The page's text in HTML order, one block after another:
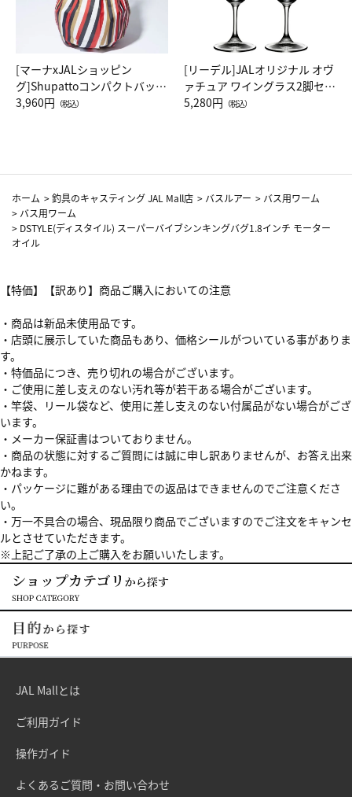
[マーナxJALショッピン
グ]Shupattoコンパクトバッグ
Drop JAL客室乗務員（LC）ス
3,960円 （税込）
[リーデル]JALオリジナル オヴ
ァチュア ワイングラス2脚セッ
ト（レッドワイン）
5,280円 （税込）
ホーム >釣具のキャスティング JAL Mall店 > バスルアー > バス用ワーム
> バス用ワーム
> DSTYLE(ディスタイル) スーパーバイブシンキングバグ1.8インチ モーター
オイル
【特価】【訳あり】商品ご購入においての注意
・商品は新品未使用品です。
・店頭に展示していた商品もあり、価格シールがついている事がありま
す。
・特価品につき、売り切れの場合がございます。
・ご使用に差し支えのない汚れ等が若干ある場合がございます。
・竿袋、リール袋など、使用に差し支えのない付属品がない場合がござ
います。
・メーカー保証書はついておりません。
・商品の状態に対するご質問には誠に申し訳ありませんが、お答え出来
かねます。
・パッケージに難がある理由での返品はできませんのでご注意くださ
い。
・万一不具合の場合、現品限り商品でございますのでご注文をキャンセ
ルとさせていただきます。
※上記ご了承の上ご購入をお願いいたします。
JAL Mallとは
ご利用ガイド
操作ガイド
よくあるご質問・お問い合わせ